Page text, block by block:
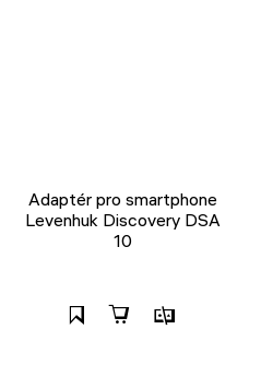
Adaptér pro smartphone
Levenhuk Discovery DSA
10